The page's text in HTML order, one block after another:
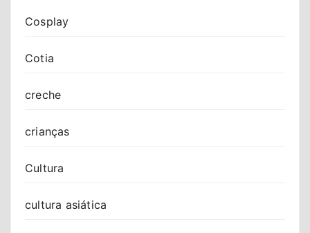
Cosplay
Cotia
creche
crianças
Cultura
cultura asiática